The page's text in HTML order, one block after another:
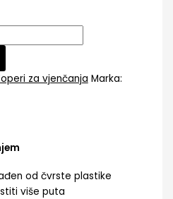
za vjenčanja Marka:
od čvrste plastike
više puta